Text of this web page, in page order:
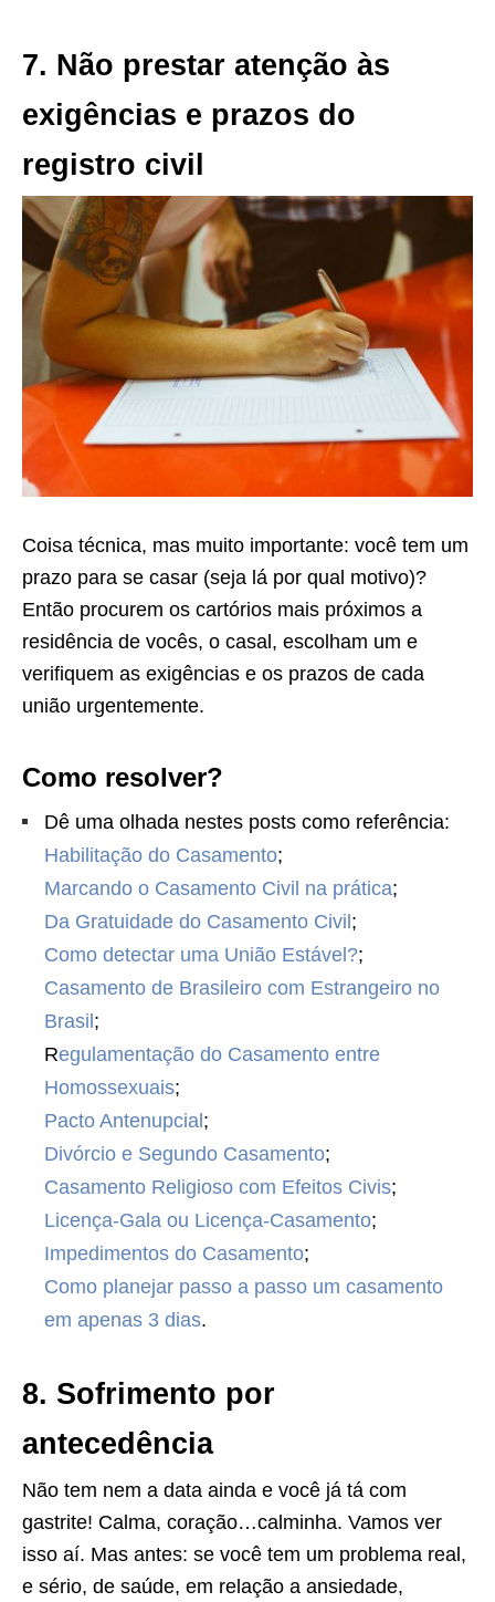
7. Não prestar atenção às
exigências e prazos do
registro civil
Coisa técnica, mas muito importante: você tem um
prazo para se casar (seja lá por qual motivo)?
Então procurem os cartórios mais próximos a
residência de vocês, o casal, escolham um e
verifiquem as exigências e os prazos de cada
união urgentemente.
Como resolver?
Dê uma olhada nestes posts como referência:
Habilitação do Casamento;
Marcando o Casamento Civil na prática;
Da Gratuidade do Casamento Civil ;
Como detectar uma União Estável?;
Casamento de Brasileiro com Estrangeiro no
Brasil ;
Regulamentação do Casamento entre
Homossexuais;
Pacto Antenupcial ;
Divórcio e Segundo Casamento;
Casamento Religioso com Efeitos Civis;
Licença-Gala ou Licença-Casamento;
Impedimentos do Casamento;
Como planejar passo a passo um casamento
em apenas 3 dias.
8. Sofrimento por
antecedência
Não tem nem a data ainda e você já tá com
gastrite! Calma, coração…calminha. Vamos ver
isso aí. Mas antes: se você tem um problema real,
e sério, de saúde, em relação a ansiedade,